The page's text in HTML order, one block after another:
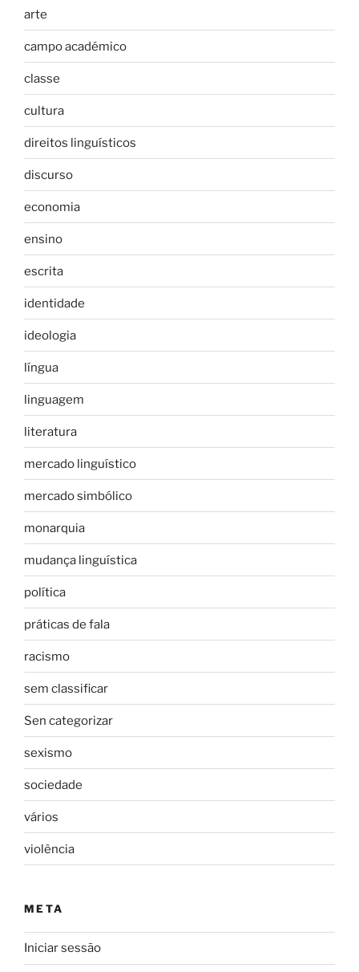
arte
campo académico
classe
cultura
direitos linguísticos
discurso
economia
ensino
escrita
identidade
ideologia
língua
linguagem
literatura
mercado linguístico
mercado simbólico
monarquia
mudança linguística
política
práticas de fala
racismo
sem classificar
Sen categorizar
sexismo
sociedade
vários
violência
META
Iniciar sessão